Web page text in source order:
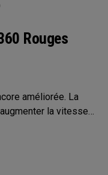
Rouges
améliorée. La
la vitesse
un spin
pour obtenir la
jouée.